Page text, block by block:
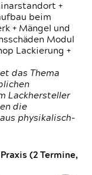
+
beim
+ Mängel und
Modul
Lackierung +
das Thema
Lackhersteller
die
physikalisch-
(2 Termine,